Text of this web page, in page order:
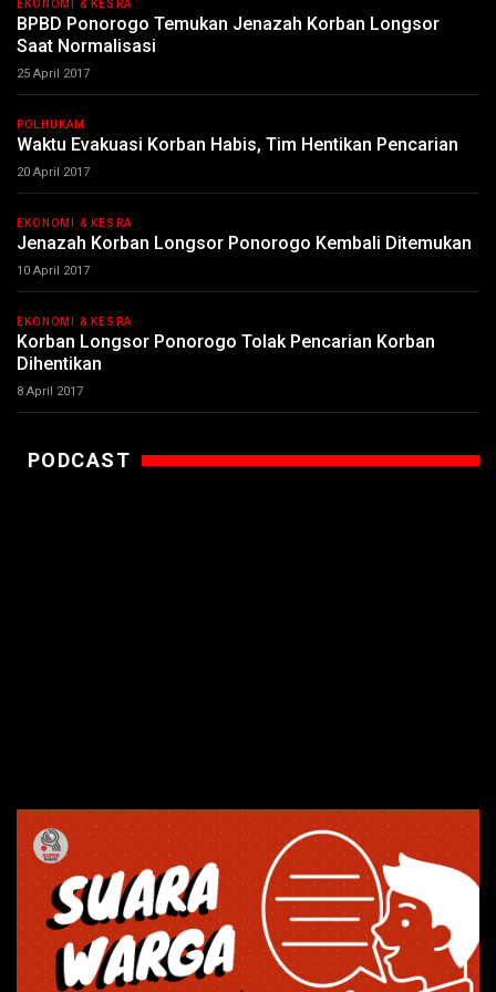
EKONOMI & KESRA
BPBD Ponorogo Temukan Jenazah Korban Longsor
Saat Normalisasi
25 April 2017
POLHUKAM
Waktu Evakuasi Korban Habis, Tim Hentikan Pencarian
20 April 2017
EKONOMI & KESRA
Jenazah Korban Longsor Ponorogo Kembali Ditemukan
10 April 2017
EKONOMI & KESRA
Korban Longsor Ponorogo Tolak Pencarian Korban
Dihentikan
8 April 2017
PODCAST